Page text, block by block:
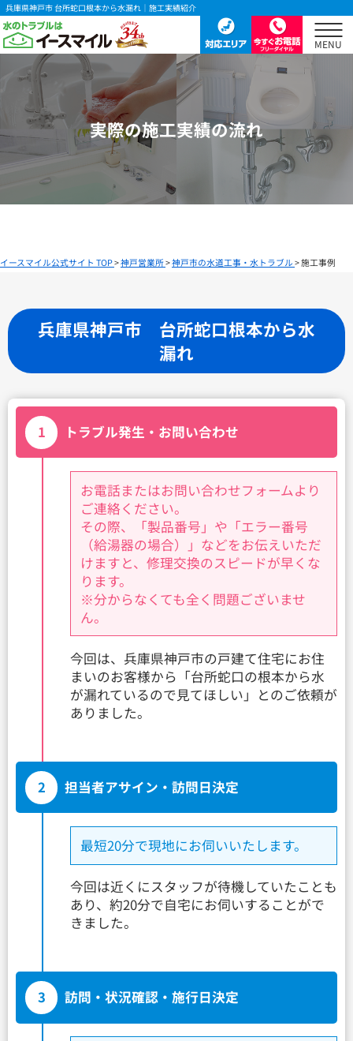
兵庫県神戸市 台所蛇口根本から水漏れ｜施工実績紹介
実際の施工実績の流れ
イースマイル公式サイト TOP>神戸営業所>神戸市の水道工事・水トラブル >施工事例
兵庫県神戸市 台所蛇口根本から水
漏れ
1 トラブル発生・お問い合わせ
お電話またはお問い合わせフォームより
ご連絡ください。
その際、「製品番号」や「エラー番号
（給湯器の場合）」などをお伝えいただ
けますと、修理交換のスピードが早くな
ります。
※分からなくても全く問題ございませ
ん。
今回は、兵庫県神戸市の戸建て住宅にお住
まいのお客様から「台所蛇口の根本から水
が漏れているので見てほしい」とのご依頼が
ありました。
2 担当者アサイン・訪問日決定
最短20分で現地にお伺いいたします。
今回は近くにスタッフが待機していたことも
あり、約20分で自宅にお伺いすることがで
きました。
3 訪問・状況確認・施行日決定